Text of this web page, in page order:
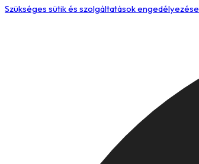
Szükséges sütik és szolgáltatások engedélyezése